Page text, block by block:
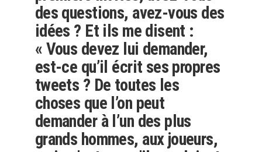
des questions, avez-vous des
idées ? Et ils me disent :
« Vous devez lui demander,
est-ce qu’il écrit ses propres
tweets ? De toutes les
choses que l’on peut
demander à l’un des plus
grands hommes, aux joueurs,